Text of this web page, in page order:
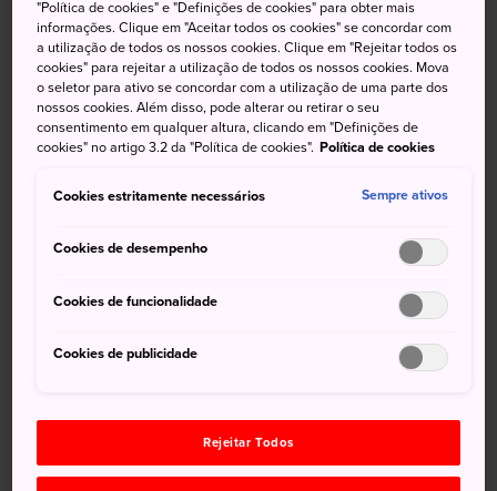
escondidos
Tanabe é a segunda maior cidade de Wakayama
e
porta de entrada daRota de Peregrinação de Kumano
Kodo
— a extenuante caminhada pelas Montanhas Kii,
realizada por peregrinos em busca de elevação espiritual.
restaurantes.
Não perca
Caminhe pela Rota de Peregrinação de Kumano
Mate a sede em um dos muitos bares em Kii-
Visite os diversos templos de Tanabe
"Política de cookies" e "Definições de cookies" para obter mais
informações. Clique em "Aceitar todos os cookies" se concordar com
a utilização de todos os nossos cookies. Clique em "Rejeitar todos os
cookies" para rejeitar a utilização de todos os nossos cookies. Mova
o seletor para ativo se concordar com a utilização de uma parte dos
nossos cookies. Além disso, pode alterar ou retirar o seu
consentimento em qualquer altura, clicando em "Definições de
cookies" no artigo 3.2 da "Política de cookies". Política de cookies
Cookies estritamente necessários Sempre ativos
Cookies de desempenho
Cookies de funcionalidade
Cookies de publicidade
Rejeitar Todos